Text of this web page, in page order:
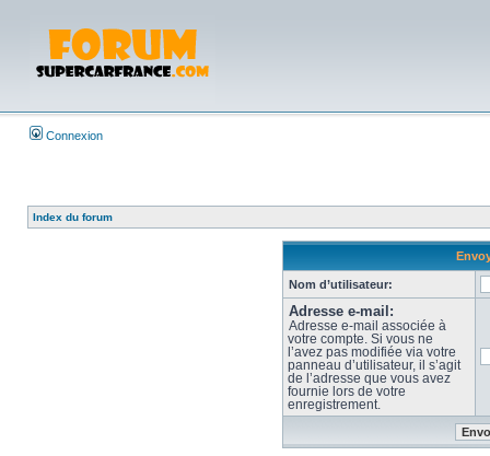
Connexion
Index du forum
Nom d’utilisateur:
Adresse e-mail:
Adresse e-mail associée à
votre compte. Si vous ne
l’avez pas modifiée via votre
panneau d’utilisateur, il s’agit
de l’adresse que vous avez
fournie lors de votre
enregistrement.